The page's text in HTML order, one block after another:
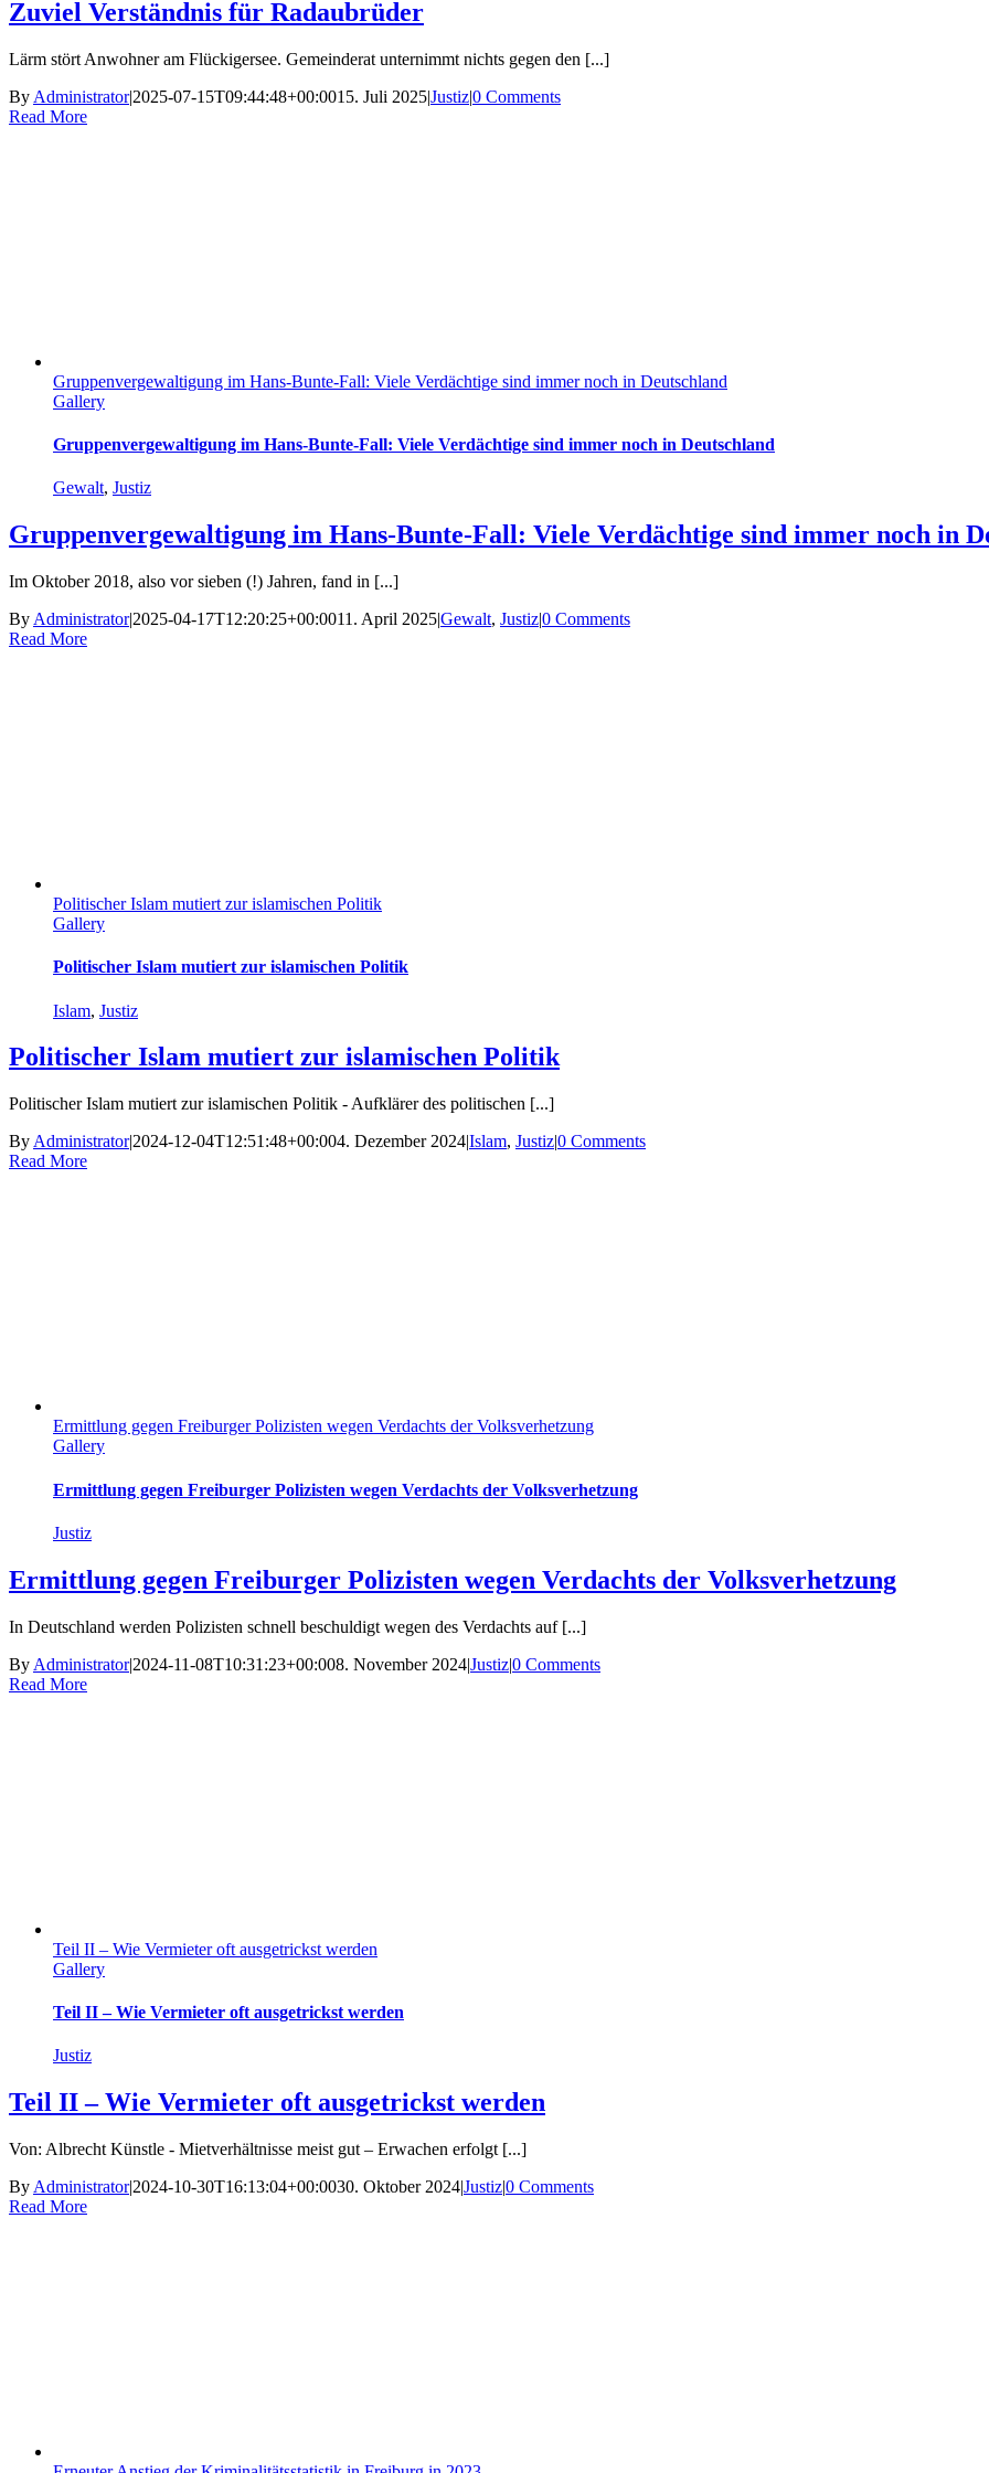
Zuviel Verständnis für Radaubrüder
Lärm stört Anwohner am Flückigersee. Gemeinderat unternimmt nichts gegen den [...]
By Administrator|2025-07-15T09:44:48+00:0015. Juli 2025|Justiz|0 Comments
Read More
Gruppenvergewaltigung im Hans-Bunte-Fall: Viele Verdächtige sind immer noch in Deutschland
Gallery
Gruppenvergewaltigung im Hans-Bunte-Fall: Viele Verdächtige sind immer noch in Deutschland
Gewalt, Justiz
Gruppenvergewaltigung im Hans-Bunte-Fall: Viele Verdächtige sind immer noch in
Im Oktober 2018, also vor sieben (!) Jahren, fand in [...]
By Administrator|2025-04-17T12:20:25+00:0011. April 2025|Gewalt, Justiz|0 Comments
Read More
Politischer Islam mutiert zur islamischen Politik
Gallery
Politischer Islam mutiert zur islamischen Politik
Islam, Justiz
Politischer Islam mutiert zur islamischen Politik
Politischer Islam mutiert zur islamischen Politik - Aufklärer des politischen [...]
By Administrator|2024-12-04T12:51:48+00:004. Dezember 2024|Islam, Justiz|0 Comments
Read More
Ermittlung gegen Freiburger Polizisten wegen Verdachts der Volksverhetzung
Gallery
Ermittlung gegen Freiburger Polizisten wegen Verdachts der Volksverhetzung
Justiz
Ermittlung gegen Freiburger Polizisten wegen Verdachts der Volksverhetzung
In Deutschland werden Polizisten schnell beschuldigt wegen des Verdachts auf [...]
By Administrator|2024-11-08T10:31:23+00:008. November 2024|Justiz|0 Comments
Read More
Teil II – Wie Vermieter oft ausgetrickst werden
Gallery
Teil II – Wie Vermieter oft ausgetrickst werden
Justiz
Teil II – Wie Vermieter oft ausgetrickst werden
Von: Albrecht Künstle - Mietverhältnisse meist gut – Erwachen erfolgt [...]
By Administrator|2024-10-30T16:13:04+00:0030. Oktober 2024|Justiz|0 Comments
Read More